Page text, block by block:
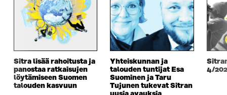
Sitra lisää rahoitusta ja
panostaa ratkaisujen
löytämiseen Suomen
talouden kasvuun
Yhteiskunnan ja
talouden tuntijat Esa
Suominen ja Taru
Tujunen tukevat Sitran
4/